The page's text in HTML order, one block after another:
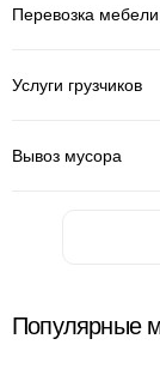
Перевозка мебели
Услуги грузчиков
Вывоз мусора
Популярные